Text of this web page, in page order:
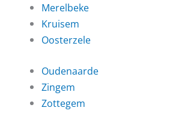
Merelbeke
Kruisem
Oosterzele
Oudenaarde
Zingem
Zottegem